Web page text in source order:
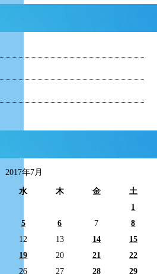
2017年7月
水 木 金
土
1
5 6 7
8
12 13 14
15
19 20 21
22
26 27 28 29